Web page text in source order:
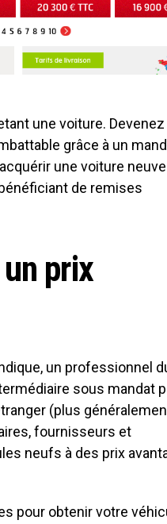
une voiture. Devenez
grâce à un
une voiture neuve
de remises
prix
un professionnel
sous mandat
(plus
fournisseurs et
neufs à des prix
pour obtenir votre